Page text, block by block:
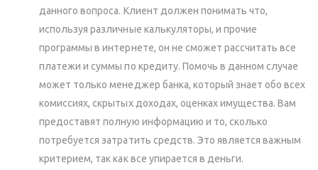
данного вопроса. Клиент должен понимать что,
используя различные калькуляторы, и прочие
программы в интернете, он не сможет рассчитать все
платежи и суммы по кредиту. Помочь в данном случае
может только менеджер банка, который знает обо всех
комиссиях, скрытых доходах, оценках имущества. Вам
предоставят полную информацию и то, сколько
потребуется затратить средств. Это является важным
критерием, так как все упирается в деньги.